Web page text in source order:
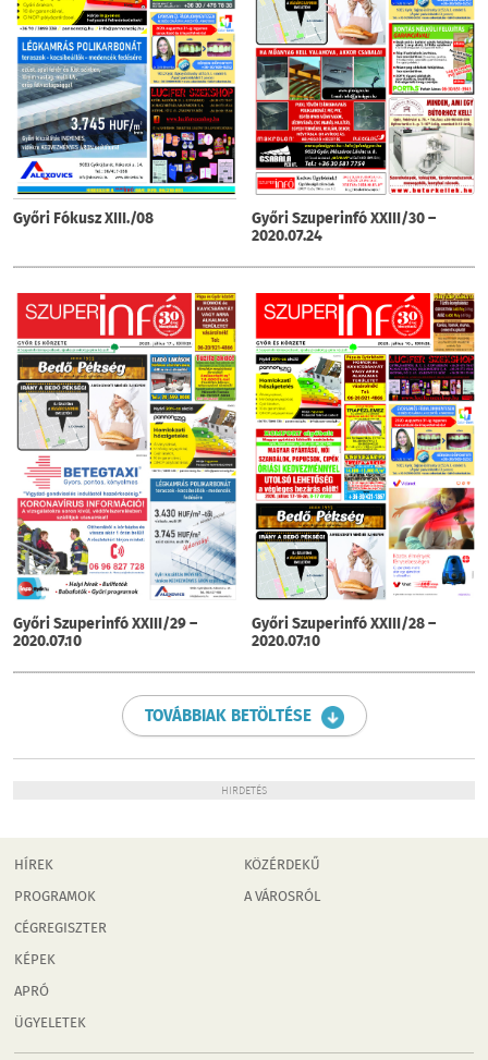
Győri Fókusz XIII./08 Győri Szuperinfó XXIII/30 –
2020.07.24
Győri Szuperinfó XXIII/29 –
2020.07.10
Győri Szuperinfó XXIII/28 –
2020.07.10
TOVÁBBIAK BETÖLTÉSE
HIRDETÉS
HÍREK
PROGRAMOK
CÉGREGISZTER
KÉPEK
APRÓ
ÜGYELETEK
KÖZÉRDEKŰ
A VÁROSRÓL